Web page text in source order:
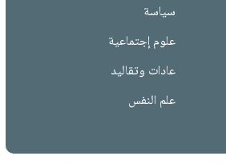
سياسة
علوم إجتماعية
عادات وتقاليد
علم النفس